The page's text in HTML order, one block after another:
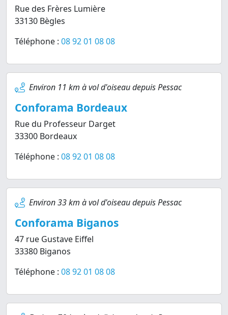
Rue des Frères Lumière
33130 Bègles
Téléphone : 08 92 01 08 08
Environ 11 km à vol d'oiseau depuis Pessac
Conforama Bordeaux
Rue du Professeur Darget
33300 Bordeaux
Téléphone : 08 92 01 08 08
Environ 33 km à vol d'oiseau depuis Pessac
Conforama Biganos
47 rue Gustave Eiffel
33380 Biganos
Téléphone : 08 92 01 08 08